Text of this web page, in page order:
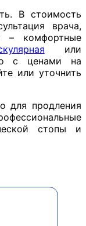
В стоимость
врача,
– комфортные
или
с ценами на
или уточнить
для продления
стопы и